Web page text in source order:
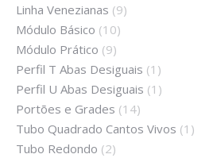
Linha Venezianas (9)
Módulo Básico (10)
Módulo Prático (9)
Perfil T Abas Desiguais (1)
Perfil U Abas Desiguais (1)
Portões e Grades (14)
Tubo Quadrado Cantos Vivos (1)
Tubo Redondo (2)